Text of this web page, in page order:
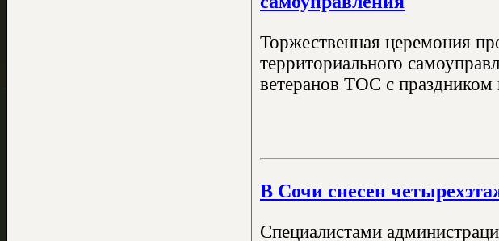
Торжественная церемония
территориального
ветеранов ТОС с
В Сочи снесен
Специалистами